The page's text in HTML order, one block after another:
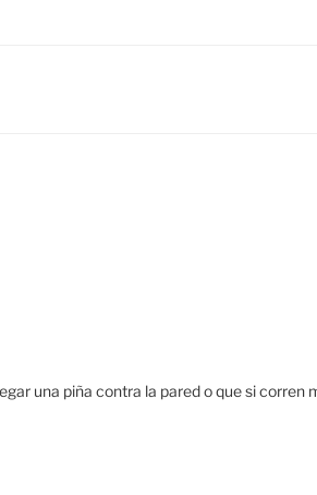
una piña contra la pared o que si corren